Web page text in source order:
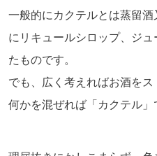
一般的にカクテルとは蒸留
にリキュールシロップ、ジ
たものです。
でも、広く考えればお酒をス
何かを混ぜれば「カクテル」